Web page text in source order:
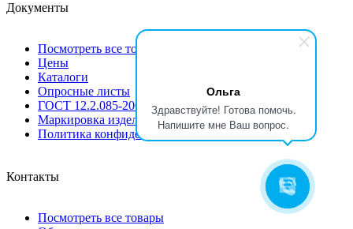
Ольга
Здравствуйте! Готова помочь.
Напишите мне Ваш вопрос.
Документы
Посмотреть все товары
Цены
Каталоги
Опросные листы
ГОСТ 12.2.085-2002
Маркировка изделий
Политика конфиденциальности
Контакты
Посмотреть все товары